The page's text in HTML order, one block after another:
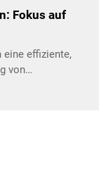
Fokus auf
eine effiziente,
von